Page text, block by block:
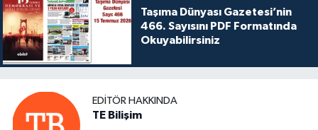
Taşıma Dünyası Gazetesi’nin
466. Sayısını PDF Formatında
Okuyabilirsiniz
EDITÖR HAKKINDA
TE Bilişim